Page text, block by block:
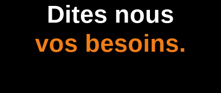
Dites nous
vos besoins.